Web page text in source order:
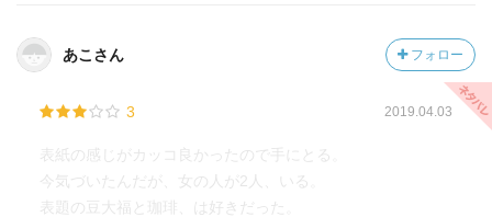
バーにいく話であり、であう女性は洗練されてて話し言葉
が品があってていねい、そして登場人物が長年気を遣い合
いつつ男女の仲にならないのが特徴的。そして最後の「桜
の花びらひとつ」はメタ小説っぽく、語り手＝小説家がこ
あこさん フォロー
3 2019.04.03
表紙の感じがカッコ良かったので手にとる。
今気づいたんだが、女の人が2人、いる。
表題の豆大福と珈琲、は好きだった。